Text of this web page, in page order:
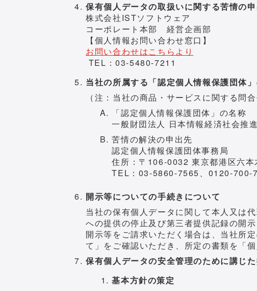
保有個人データの取扱いに関する苦情の
株式会社ISTソフトウェア
コーポレート本部 経営企画部
【個人情報お問い合わせ窓口】
お問い合わせはこちらより
TEL：03-5480-7211
当社の所属する「認定個人情報保護団体
（注：当社の商品・サービスに関する問
「認定個人情報保護団体」の名称
一般財団法人 日本情報経済社会推
苦情の解決の申出先
認定個人情報保護団体事務局
住所：〒106-0032 東京都港区六
TEL：03-5860-7565、0120-700-
開示等についての手続きについて
当社の保有個人データに関して本人又は
への提供の停止及び第三者提供記録の開
開示等をご請求いただく場合は、当社所
て」をご確認いただき、所定の書類を 「
保有個人データの安全管理のために講じ
基本方針の策定